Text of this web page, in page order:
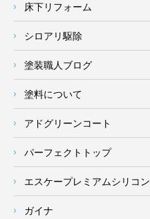
床下リフォーム
シロアリ駆除
塗装職人ブログ
塗料について
アドグリーンコート
パーフェクトトップ
エスケープレミアムシリコン
ガイナ